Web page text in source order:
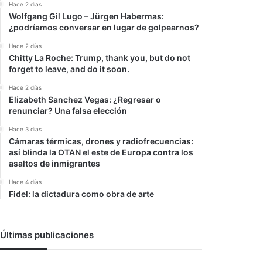
Hace 2 días
Wolfgang Gil Lugo – Jürgen Habermas:
¿podríamos conversar en lugar de golpearnos?
Hace 2 días
Chitty La Roche: Trump, thank you, but do not
forget to leave, and do it soon.
Hace 2 días
Elizabeth Sanchez Vegas: ¿Regresar o
renunciar? Una falsa elección
Hace 3 días
Cámaras térmicas, drones y radiofrecuencias:
así blinda la OTAN el este de Europa contra los
asaltos de inmigrantes
Hace 4 días
Fidel: la dictadura como obra de arte
Últimas publicaciones